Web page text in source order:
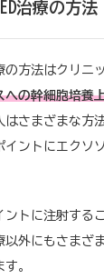
治療の方法
の方法はクリニ
への幹細胞培養
はさまざまな方
イントにエクソ
トに注射する
以外にもさまざ
。